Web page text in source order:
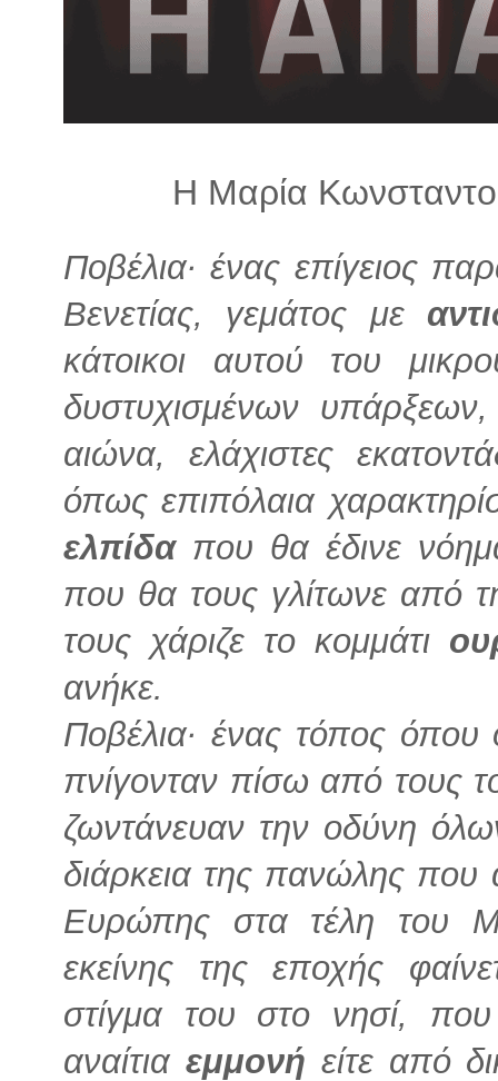
Η Μαρία
Ποβέλια· ένας επίγειος
Βενετίας, γεμάτος με
κάτοικοι αυτού του
δυστυχισμένων
αιώνα, ελάχιστες
όπως επιπόλαια
ελπίδα που θα έδινε
που θα τους γλίτωνε από
τους χάριζε το κομμάτι
ανήκε.
Ποβέλια· ένας τόπος
πνίγονταν πίσω από τους
ζωντάνευαν την οδύνη
διάρκεια της πανώλης που
Ευρώπης στα τέλη του
εκείνης της εποχής
στίγμα του στο νησί,
αναίτια εμμονή είτε από